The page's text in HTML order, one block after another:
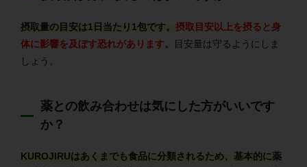
摂取量の目安は1日当たり1包です。 摂取目安以上を摂ると身
体に影響を及ぼす恐れがあります。
目安量は守るようにしま
しょう。
薬との飲み合わせは気にした方がいいです
か？
KUROJIRUはあくまでも食品に分類されるため、基本的に薬